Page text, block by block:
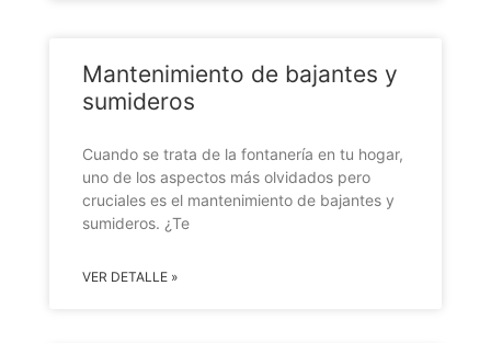
Mantenimiento de bajantes y
sumideros
Cuando se trata de la fontanería en tu hogar,
uno de los aspectos más olvidados pero
cruciales es el mantenimiento de bajantes y
sumideros. ¿Te
VER DETALLE »